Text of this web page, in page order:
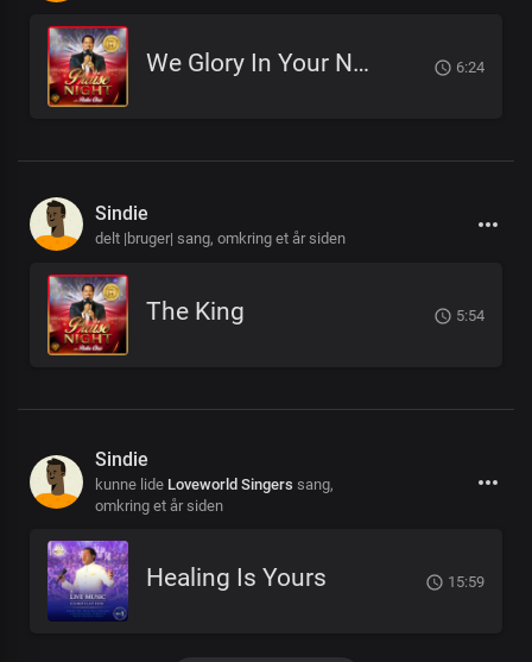
We Glory In Your Name 6:24
Sindie
delt |bruger| sang, omkring et år siden
The King 5:54
Sindie
kunne lide Loveworld Singers sang,
omkring et år siden
Healing Is Yours 15:59